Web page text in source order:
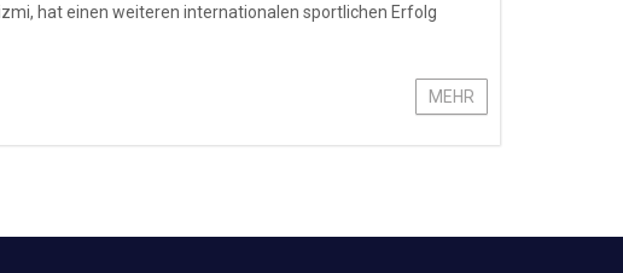
hat einen weiteren internationalen sportlichen Erfolg
MEHR